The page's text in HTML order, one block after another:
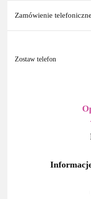
Zamówienie
Zostaw telefon